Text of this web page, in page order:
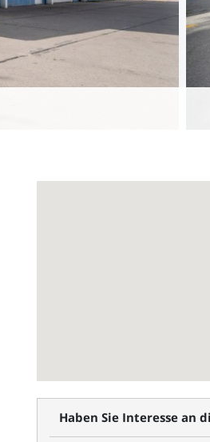
Haben Sie Interesse an